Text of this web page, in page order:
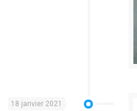
18 janvier 2021